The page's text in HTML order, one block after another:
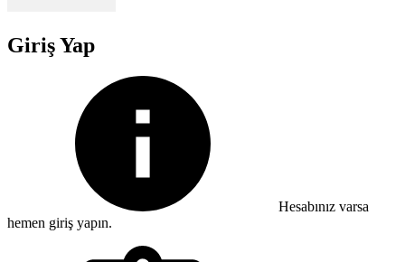
Giriş Yap
Hesabınız varsa
hemen giriş yapın.